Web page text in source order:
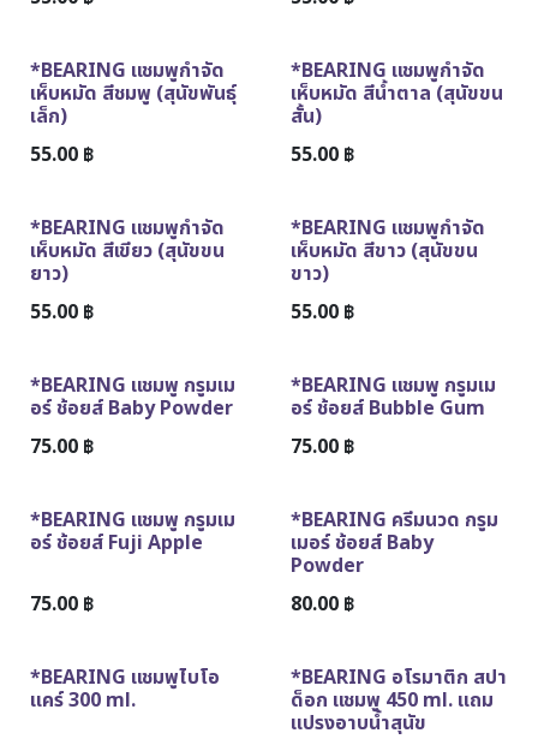
ขายดีตลอดกาล
*BEARING แชมพูกำจัด
เห็บหมัด สีชมพู (สุนัขพันธุ์
เล็ก)
55.00 ฿
*BEARING แชมพูกำจัด
เห็บหมัด สีน้ำตาล (สุนัขขน
สั้น)
55.00฿
*BEARING แชมพูกำจัด
เห็บหมัด สีเขียว (สุนัขขน
ยาว)
55.00 ฿
*BEARING แชมพูกำจัด
เห็บหมัด สีขาว (สุนัขขน
ขาว)
55.00฿
*BEARING แชมพู กรูมเม
อร์ ช้อยส์ Baby Powder
75.00 ฿
*BEARING แชมพู กรูมเม
อร์ ช้อยส์ Bubble Gum
75.00฿
*BEARING แชมพู กรูมเม
อร์ ช้อยส์ Fuji Apple
75.00 ฿
*BEARING ครีมนวด กรูม
เมอร์ ช้อยส์ Baby
Powder
80.00฿
*BEARING แชมพูไบโอ
แคร์ 300 ml.
*BEARING อโรมาติก สปา
ด็อก แชมพู 450 ml. แถม
แปรงอาบน้ำสุนัข